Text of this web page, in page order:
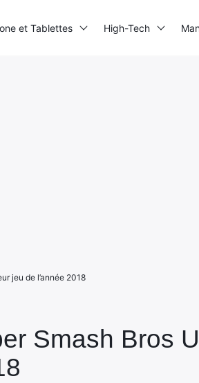
Smash Bros
jeu de l’année 2018
et Tablettes High-Tech